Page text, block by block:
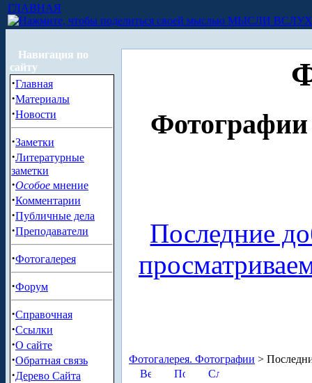
ГЛАВНАЯ
МЫСЛИ ВСЛУХ
Навигация по
сайту
·Главная
·Материалы
·Новости
·Заметки
·Литературные
заметки
·Особое мнение
·Комментарии
·Публичные дела
·Преподаватели
·Фотогалерея
·Форум
·Справочная
·Ссылки
·О сайте
·Обратная связь
·Дерево Сайта
Фотографии
Последние
Фотогалерея. Фотографии >